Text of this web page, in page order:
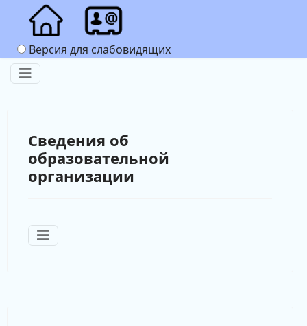
Версия для слабовидящих
Сведения об
образовательной
организации